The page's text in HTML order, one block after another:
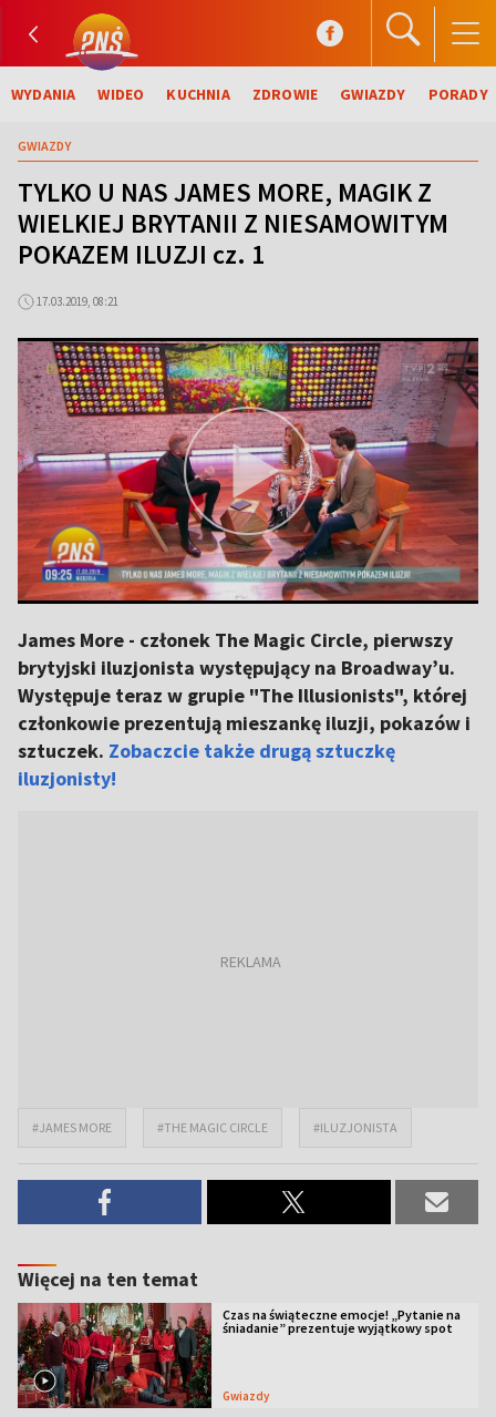
WYDANIA WIDEO KUCHNIA ZDROWIE GWIAZDY PORADY
GWIAZDY
TYLKO U NAS JAMES MORE, MAGIK Z
WIELKIEJ BRYTANII Z NIESAMOWITYM
POKAZEM ILUZJI cz. 1
17.03.2019, 08:21
James More - członek The Magic Circle, pierwszy
brytyjski iluzjonista występujący na Broadway’u.
Występuje teraz w grupie "The Illusionists", której
członkowie prezentują mieszankę iluzji, pokazów i
sztuczek. Zobaczcie także drugą sztuczkę
iluzjonisty!
#JAMES MORE #THE MAGIC CIRCLE #ILUZJONISTA
Więcej na ten temat
Czas na świąteczne emocje! „Pytanie na
śniadanie” prezentuje wyjątkowy spot
Gwiazdy